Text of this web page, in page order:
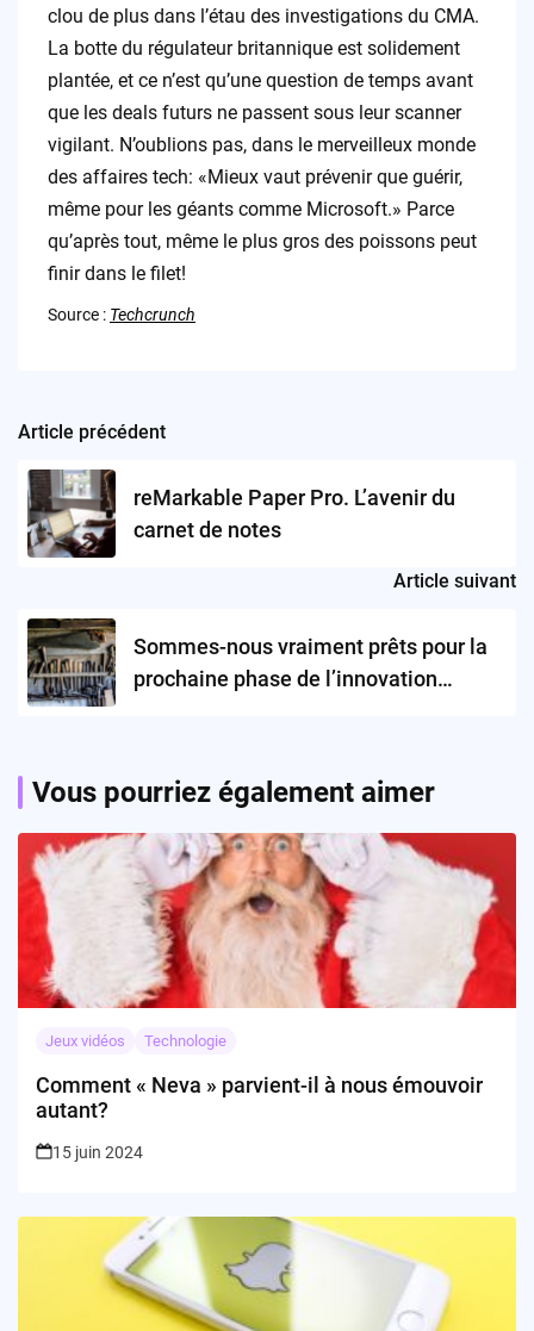
clou de plus dans l’étau des investigations du CMA.
La botte du régulateur britannique est solidement
plantée, et ce n’est qu’une question de temps avant
que les deals futurs ne passent sous leur scanner
vigilant. N’oublions pas, dans le merveilleux monde
des affaires tech: «Mieux vaut prévenir que guérir,
même pour les géants comme Microsoft.» Parce
qu’après tout, même le plus gros des poissons peut
finir dans le filet!
Source : Techcrunch
Post
navigation
Article précédent
reMarkable Paper Pro. L’avenir du
carnet de notes
Article suivant
Sommes-nous vraiment prêts pour la
prochaine phase de l’innovation
Vous pourriez également aimer
Jeux vidéos Technologie
Comment « Neva » parvient-il à nous émouvoir
autant?
15 juin 2024